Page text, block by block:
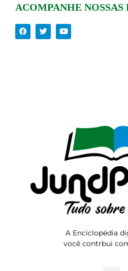
ACOMPANHE NOSSAS
A Enciclopédia
você contrbui